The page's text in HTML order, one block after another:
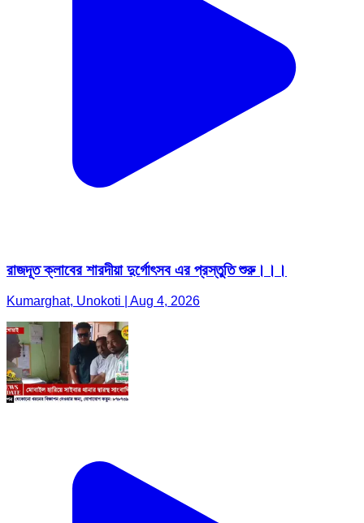
রাজদূত ক্লাবের শারদীয়া দুর্গোৎসব এর প্রস্তুতি শুরু।।।
Kumarghat, Unokoti | Aug 4, 2026